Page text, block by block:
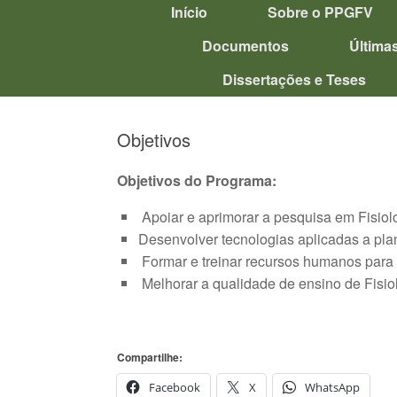
Início Sobre o PPGFV
Documentos
Dissertações e Teses
Objetivos
Objetivos do Programa:
Apoiar e aprimorar a pesquisa em
Desenvolver tecnologias aplicadas a
Formar e treinar recursos humanos
Melhorar a qualidade de ensino de
Compartilhe:
Facebook
X WhatsApp